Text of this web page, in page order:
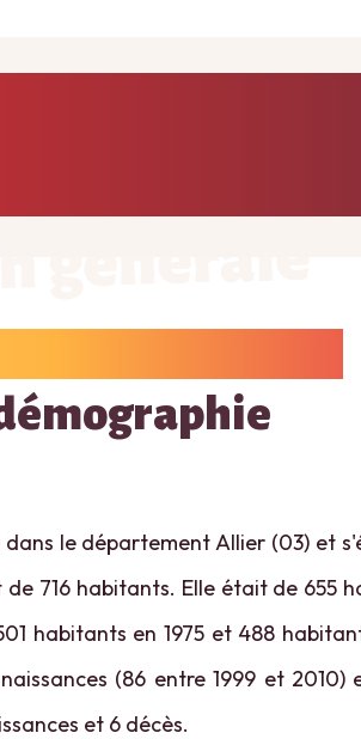
le département Allier (03) et
716 habitants. Elle était de 655
habitants en 1975 et 488
(86 entre 1999 et
et 6 décès.